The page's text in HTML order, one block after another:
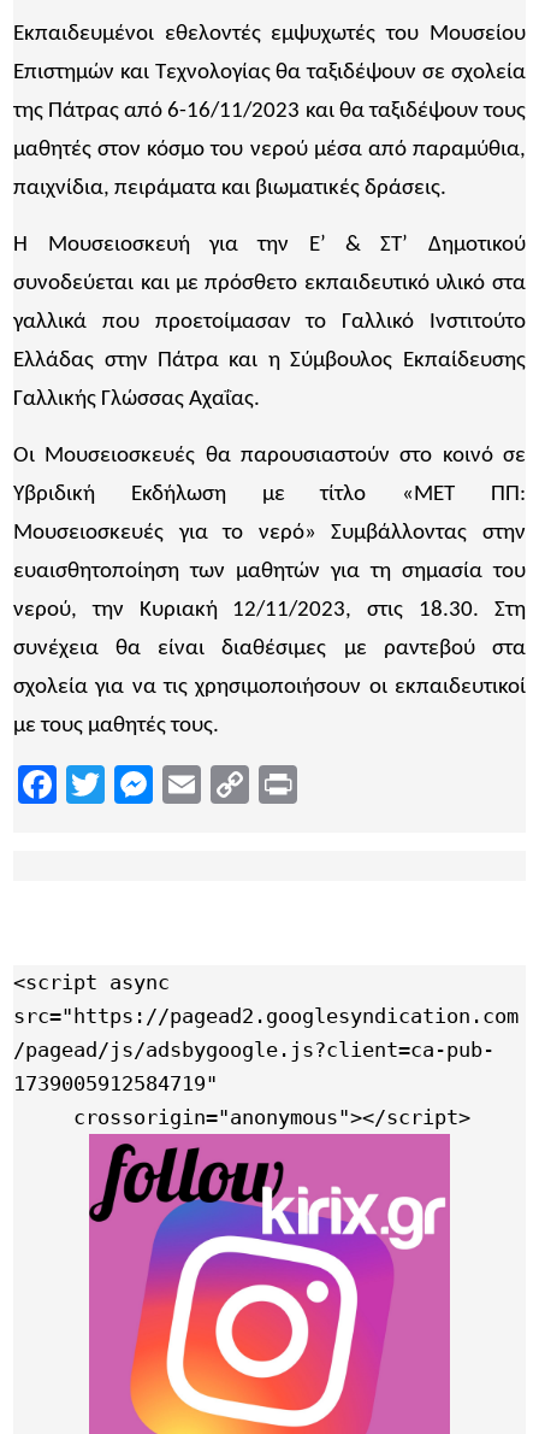
Εκπαιδευμένοι εθελοντές εμψυχωτές του Μουσείου
Επιστημών και Τεχνολογίας θα ταξιδέψουν σε σχολεία
της Πάτρας από 6-16/11/2023 και θα ταξιδέψουν τους
μαθητές στον κόσμο του νερού μέσα από παραμύθια,
παιχνίδια, πειράματα και βιωματικές δράσεις.
Η Μουσειοσκευή για την Ε’ & ΣΤ’ Δημοτικού
συνοδεύεται και με πρόσθετο εκπαιδευτικό υλικό στα
γαλλικά που προετοίμασαν το Γαλλικό Ινστιτούτο
Ελλάδας στην Πάτρα και η Σύμβουλος Εκπαίδευσης
Γαλλικής Γλώσσας Αχαΐας.
Οι Μουσειοσκευές θα παρουσιαστούν στο κοινό σε
Υβριδική Εκδήλωση με τίτλο «ΜΕΤ ΠΠ:
Μουσειοσκευές για το νερό» Συμβάλλοντας στην
ευαισθητοποίηση των μαθητών για τη σημασία του
νερού, την Κυριακή 12/11/2023, στις 18.30. Στη
συνέχεια θα είναι διαθέσιμες με ραντεβού στα
σχολεία για να τις χρησιμοποιήσουν οι εκπαιδευτικοί
με τους μαθητές τους.
Facebook
TwitterMessenger
EmailCopy
<script async
src="https://pagead2.googlesyndication.com
/pagead/js/adsbygoogle.js?client=ca-pub-
1739005912584719"
     crossorigin="anonymous"></script>